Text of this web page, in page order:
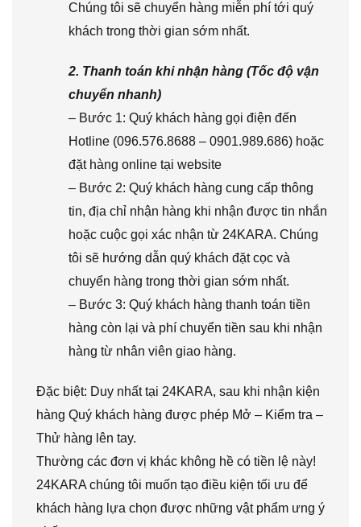
Chúng tôi sẽ chuyển hàng miễn phí tới quý
khách trong thời gian sớm nhất.
2. Thanh toán khi nhận hàng (Tốc độ vận
chuyển nhanh)
– Bước 1: Quý khách hàng gọi điện đến
Hotline (096.576.8688 – 0901.989.686) hoặc
đặt hàng online tại website
– Bước 2: Quý khách hàng cung cấp thông
tin, địa chỉ nhận hàng khi nhận được tin nhắn
hoặc cuộc gọi xác nhận từ 24KARA. Chúng
tôi sẽ hướng dẫn quý khách đặt cọc và
chuyển hàng trong thời gian sớm nhất.
– Bước 3: Quý khách hàng thanh toán tiền
hàng còn lại và phí chuyển tiền sau khi nhận
hàng từ nhân viên giao hàng.
Đặc biệt: Duy nhất tại 24KARA, sau khi nhận kiện
hàng Quý khách hàng được phép Mở – Kiểm tra –
Thử hàng lên tay.
Thường các đơn vị khác không hề có tiền lệ này!
24KARA chúng tôi muốn tạo điều kiện tối ưu để
khách hàng lựa chọn được những vật phẩm ưng ý